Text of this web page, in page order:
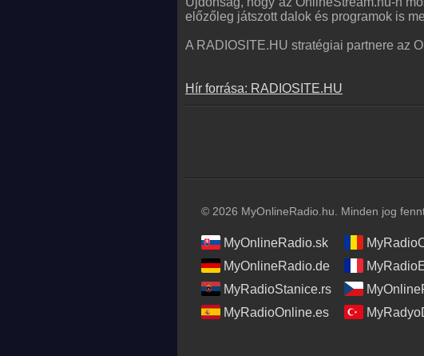
előzőleg játszott dalok és programok is
A RADIOSITE.HU stratégiai partnere az
Hír forrása: RADIOSITE.HU
© 2026 MyOnlineRadio.hu. Minden jog
MyOnlineRadio.sk
MyOnlineRadio.de
MyRadioStanice.rs
MyRadioOnline.es